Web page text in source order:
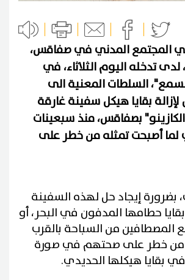
المجتمع المدني في صفاقس،
لدى تدخله اليوم الثلاثاء، في
السلطات المعنية الى
لإزالة بقايا هيكل سفينة غارقة
بصفاقس، منذ سبعينات
لما أصبحت تمثله من خطر على
بضرورة إيجاد حل لهذه السفينة
حطامها المدفون في البحر، أو
المصطافين من السباحة بالقرب
من خطر على صحتهم في صورة
بقايا هيكلها الحديدي.